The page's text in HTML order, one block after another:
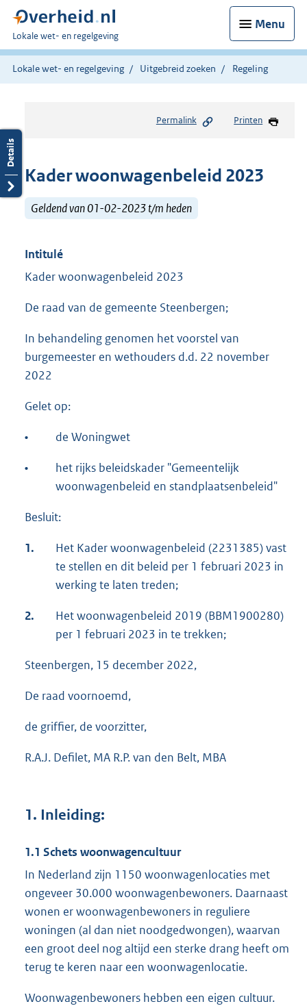
Menu
U
bent
hier:
Lokale wet- en regelgeving
Lokale wet- en regelgeving Uitgebreid zoeken Regeling
Permalink Printen
Kader woonwagenbeleid 2023
Geldend van 01-02-2023 t/m heden
Intitulé
Kader woonwagenbeleid 2023
De raad van de gemeente Steenbergen;
In behandeling genomen het voorstel van
burgemeester en wethouders d.d. 22 november
2022
Gelet op:
• de Woningwet
•
het rijks beleidskader "Gemeentelijk
woonwagenbeleid en standplaatsenbeleid"
Besluit:
1.
Het Kader woonwagenbeleid (2231385) vast
te stellen en dit beleid per 1 februari 2023 in
werking te laten treden;
2.
Het woonwagenbeleid 2019 (BBM1900280)
per 1 februari 2023 in te trekken;
Steenbergen, 15 december 2022,
De raad voornoemd,
de griffier, de voorzitter,
R.A.J. Defilet, MA R.P. van den Belt, MBA
1. Inleiding:
1.1 Schets woonwagencultuur
In Nederland zijn 1150 woonwagenlocaties met
ongeveer 30.000 woonwagenbewoners. Daarnaast
wonen er woonwagenbewoners in reguliere
woningen (al dan niet noodgedwongen), waarvan
een groot deel nog altijd een sterke drang heeft om
terug te keren naar een woonwagenlocatie.
Woonwagenbewoners hebben een eigen cultuur.